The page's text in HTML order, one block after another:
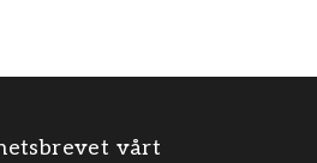
vårt